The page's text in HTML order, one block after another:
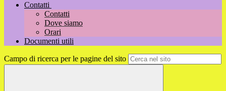
Contatti
Contatti
Dove siamo
Orari
Documenti utili
Campo di ricerca per le pagine del sito